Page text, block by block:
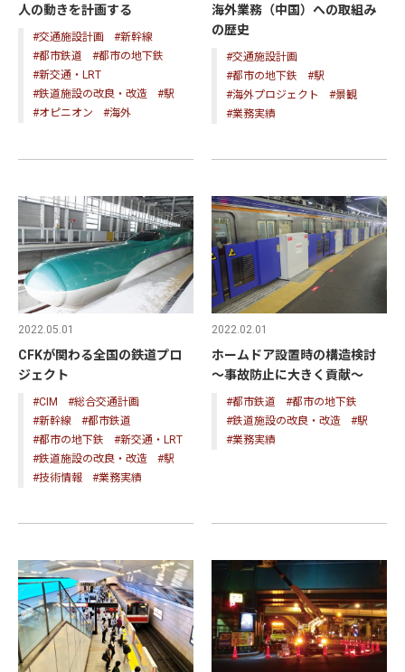
人の動きを計画する
#交通施設計画
#新幹線
#都市鉄道
#都市の地下鉄
#新交通・LRT
#鉄道施設の改良・改造
#駅
#オピニオン
#海外
海外業務（中国）への取組み
の歴史
#交通施設計画
#都市の地下鉄
#駅
#海外プロジェクト
#景観
#業務実績
2022.05.01
CFKが関わる全国の鉄道プロ
ジェクト
#CIM
#総合交通計画
#新幹線
#都市鉄道
#都市の地下鉄
#新交通・LRT
#鉄道施設の改良・改造
#駅
#技術情報
#業務実績
2022.02.01
ホームドア設置時の構造検討
～事故防止に大きく貢献～
#都市鉄道
#都市の地下鉄
#鉄道施設の改良・改造
#駅
#業務実績